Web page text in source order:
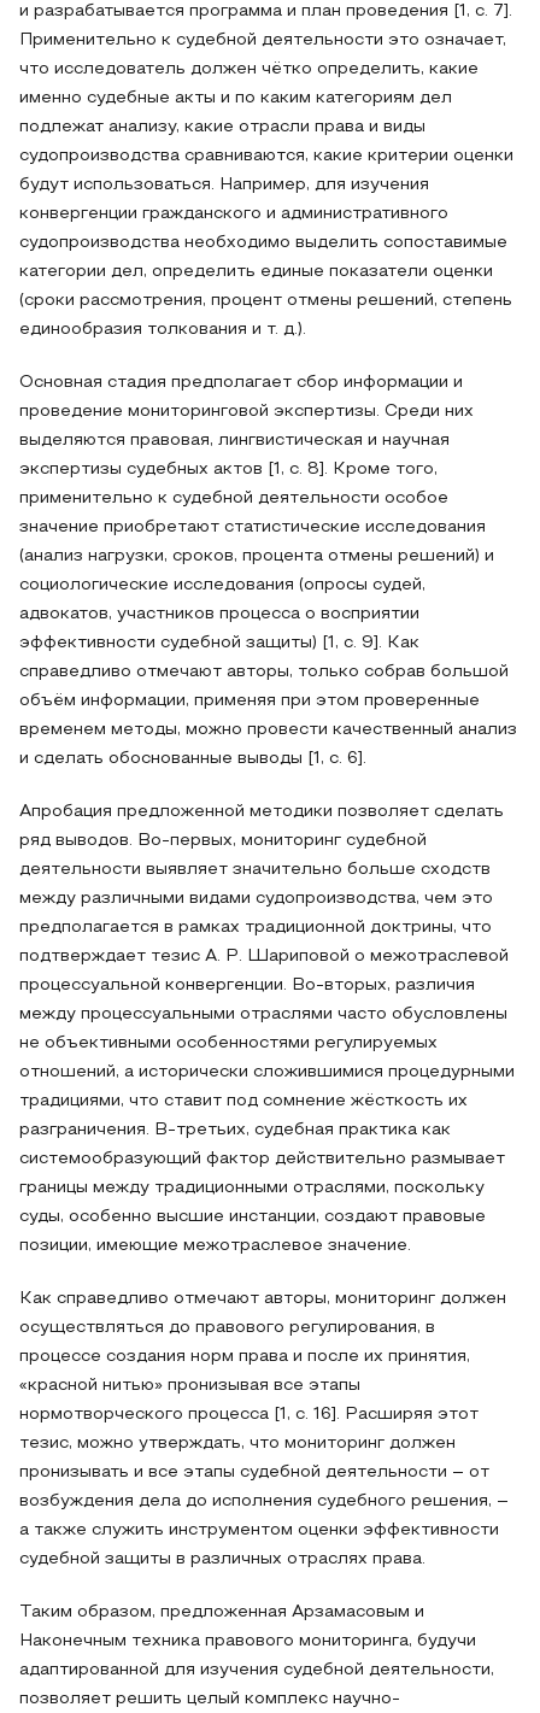
и разрабатывается программа и план проведения [1, с. 7].
Применительно к судебной деятельности это означает,
что исследователь должен чётко определить, какие
именно судебные акты и по каким категориям дел
подлежат анализу, какие отрасли права и виды
судопроизводства сравниваются, какие критерии оценки
будут использоваться. Например, для изучения
конвергенции гражданского и административного
судопроизводства необходимо выделить сопоставимые
категории дел, определить единые показатели оценки
(сроки рассмотрения, процент отмены решений, степень
единообразия толкования и т. д.).
Основная стадия предполагает сбор информации и
проведение мониторинговой экспертизы. Среди них
выделяются правовая, лингвистическая и научная
экспертизы судебных актов [1, с. 8]. Кроме того,
применительно к судебной деятельности особое
значение приобретают статистические исследования
(анализ нагрузки, сроков, процента отмены решений) и
социологические исследования (опросы судей,
адвокатов, участников процесса о восприятии
эффективности судебной защиты) [1, с. 9]. Как
справедливо отмечают авторы, только собрав большой
объём информации, применяя при этом проверенные
временем методы, можно провести качественный анализ
и сделать обоснованные выводы [1, с. 6].
Апробация предложенной методики позволяет сделать
ряд выводов. Во-первых, мониторинг судебной
деятельности выявляет значительно больше сходств
между различными видами судопроизводства, чем это
предполагается в рамках традиционной доктрины, что
подтверждает тезис А. Р. Шариповой о межотраслевой
процессуальной конвергенции. Во-вторых, различия
между процессуальными отраслями часто обусловлены
не объективными особенностями регулируемых
отношений, а исторически сложившимися процедурными
традициями, что ставит под сомнение жёсткость их
разграничения. В-третьих, судебная практика как
системообразующий фактор действительно размывает
границы между традиционными отраслями, поскольку
суды, особенно высшие инстанции, создают правовые
позиции, имеющие межотраслевое значение.
Как справедливо отмечают авторы, мониторинг должен
осуществляться до правового регулирования, в
процессе создания норм права и после их принятия,
«красной нитью» пронизывая все этапы
нормотворческого процесса [1, с. 16]. Расширяя этот
тезис, можно утверждать, что мониторинг должен
пронизывать и все этапы судебной деятельности – от
возбуждения дела до исполнения судебного решения, –
а также служить инструментом оценки эффективности
судебной защиты в различных отраслях права.
Таким образом, предложенная Арзамасовым и
Наконечным техника правового мониторинга, будучи
адаптированной для изучения судебной деятельности,
позволяет решить целый комплекс научно-